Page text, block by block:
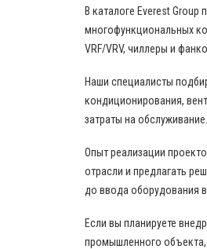
В каталоге Everest
многофункциональных
VRF/VRV, чиллеры и
Наши специалисты
кондиционирования,
затраты на обслуживание.
Опыт реализации
отрасли и предлагать
до ввода оборудования
Если вы планируете
промышленного объекта,